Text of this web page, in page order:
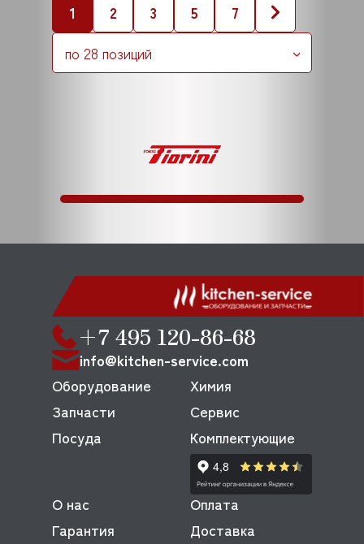
1 2 3 5
7
по 28 позиций
+7 495 120-86-68
info@kitchen-service.com
Оборудование
Запчасти
Посуда
Химия
Сервис
Комплектующие
О нас
Оплата
Гарантия
Доставка